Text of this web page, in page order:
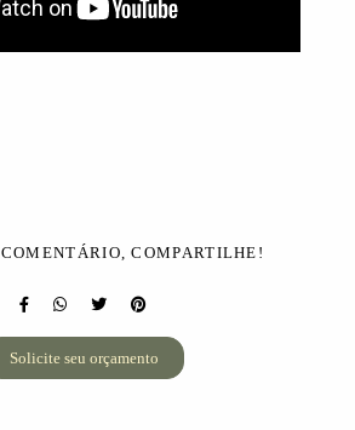
COMPARTILHE!
Solicite seu orçamento